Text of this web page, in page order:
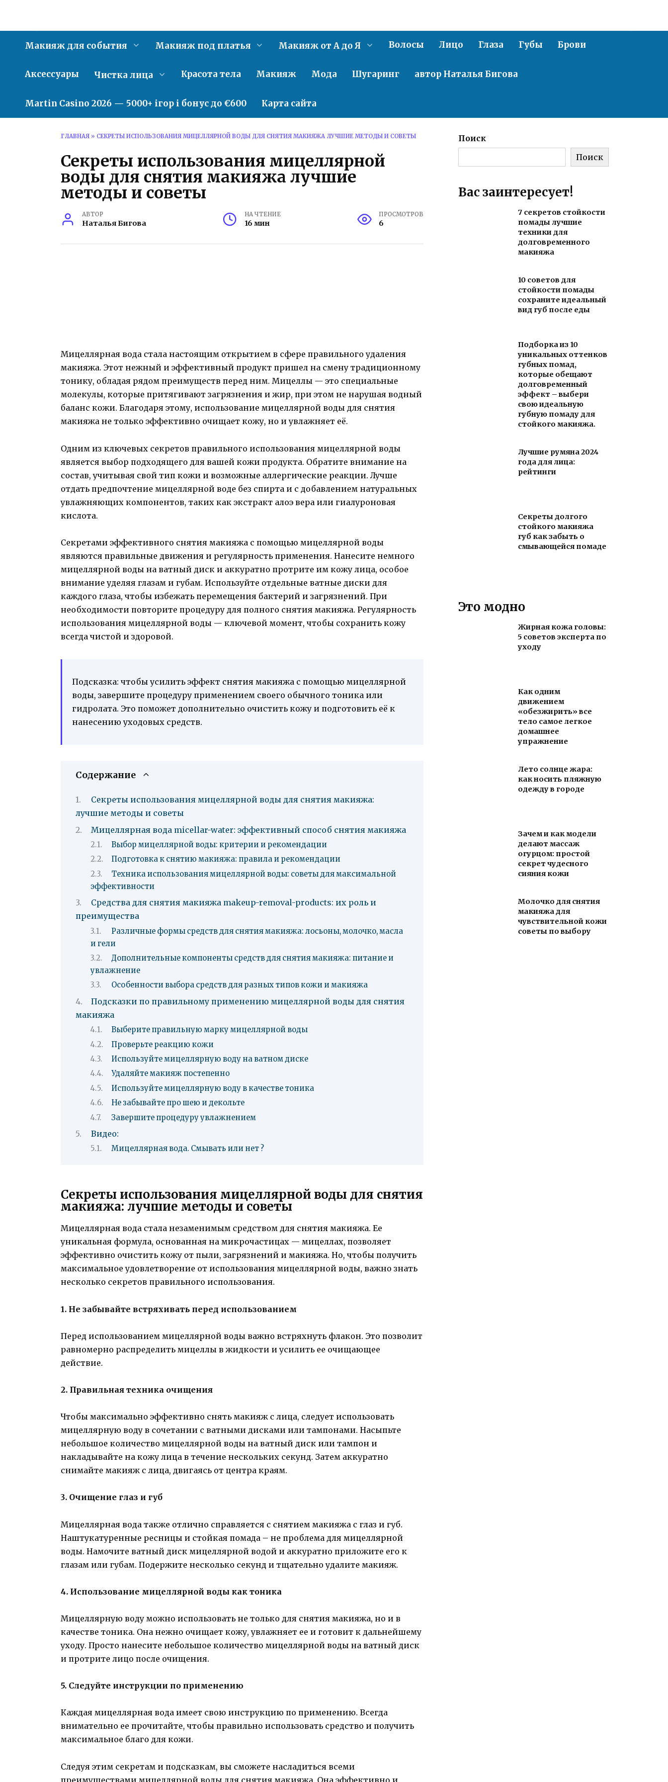
Макияж для события Макияж под платья Макияж от А до Я Волосы Лицо Глаза Губы Брови
Аксессуары Чистка лица Красота тела Макияж Мода Шугаринг автор Наталья Бигова
Martin Casino 2026 — 5000+ ігор і бонус до €600 Карта сайта
ГЛАВНАЯ » СЕКРЕТЫ ИСПОЛЬЗОВАНИЯ МИЦЕЛЛЯРНОЙ ВОДЫ ДЛЯ СНЯТИЯ МАКИЯЖА ЛУЧШИЕ МЕТОДЫ И СОВЕТЫ
Секреты использования мицеллярной
воды для снятия макияжа лучшие
методы и советы
АВТОР
Наталья Бигова
НА ЧТЕНИЕ
16 мин
ПРОСМОТРОВ
6
Мицеллярная вода стала настоящим открытием в сфере правильного удаления
макияжа. Этот нежный и эффективный продукт пришел на смену традиционному
тонику, обладая рядом преимуществ перед ним. Мицеллы — это специальные
молекулы, которые притягивают загрязнения и жир, при этом не нарушая водный
баланс кожи. Благодаря этому, использование мицеллярной воды для снятия
макияжа не только эффективно очищает кожу, но и увлажняет её.
Одним из ключевых секретов правильного использования мицеллярной воды
является выбор подходящего для вашей кожи продукта. Обратите внимание на
состав, учитывая свой тип кожи и возможные аллергические реакции. Лучше
отдать предпочтение мицеллярной воде без спирта и с добавлением натуральных
увлажняющих компонентов, таких как экстракт алоэ вера или гиалуроновая
кислота.
Секретами эффективного снятия макияжа с помощью мицеллярной воды
являются правильные движения и регулярность применения. Нанесите немного
мицеллярной воды на ватный диск и аккуратно протрите им кожу лица, особое
внимание уделяя глазам и губам. Используйте отдельные ватные диски для
каждого глаза, чтобы избежать перемещения бактерий и загрязнений. При
необходимости повторите процедуру для полного снятия макияжа. Регулярность
использования мицеллярной воды — ключевой момент, чтобы сохранить кожу
всегда чистой и здоровой.
Подсказка: чтобы усилить эффект снятия макияжа с помощью мицеллярной
воды, завершите процедуру применением своего обычного тоника или
гидролата. Это поможет дополнительно очистить кожу и подготовить её к
нанесению уходовых средств.
Содержание
Секреты использования мицеллярной воды для снятия макияжа:
лучшие методы и советы
Мицеллярная вода micellar-water: эффективный способ снятия макияжа
Выбор мицеллярной воды: критерии и рекомендации
Подготовка к снятию макияжа: правила и рекомендации
Техника использования мицеллярной воды: советы для максимальной
эффективности
Средства для снятия макияжа makeup-removal-products: их роль и
преимущества
Различные формы средств для снятия макияжа: лосьоны, молочко, масла
и гели
Дополнительные компоненты средств для снятия макияжа: питание и
увлажнение
Особенности выбора средств для разных типов кожи и макияжа
Подсказки по правильному применению мицеллярной воды для снятия
макияжа
Выберите правильную марку мицеллярной воды
Проверьте реакцию кожи
Используйте мицеллярную воду на ватном диске
Удаляйте макияж постепенно
Используйте мицеллярную воду в качестве тоника
Не забывайте про шею и декольте
Завершите процедуру увлажнением
Видео:
Мицеллярная вода. Смывать или нет ?
Секреты использования мицеллярной воды для снятия
макияжа: лучшие методы и советы
Мицеллярная вода стала незаменимым средством для снятия макияжа. Ее
уникальная формула, основанная на микрочастицах — мицеллах, позволяет
эффективно очистить кожу от пыли, загрязнений и макияжа. Но, чтобы получить
максимальное удовлетворение от использования мицеллярной воды, важно знать
несколько секретов правильного использования.
1. Не забывайте встряхивать перед использованием
Перед использованием мицеллярной воды важно встряхнуть флакон. Это позволит
равномерно распределить мицеллы в жидкости и усилить ее очищающее
действие.
2. Правильная техника очищения
Чтобы максимально эффективно снять макияж с лица, следует использовать
мицеллярную воду в сочетании с ватными дисками или тампонами. Насыпьте
небольшое количество мицеллярной воды на ватный диск или тампон и
накладывайте на кожу лица в течение нескольких секунд. Затем аккуратно
снимайте макияж с лица, двигаясь от центра краям.
3. Очищение глаз и губ
Мицеллярная вода также отлично справляется с снятием макияжа с глаз и губ.
Наштукатуренные ресницы и стойкая помада – не проблема для мицеллярной
воды. Намочите ватный диск мицеллярной водой и аккуратно приложите его к
глазам или губам. Подержите несколько секунд и тщательно удалите макияж.
4. Использование мицеллярной воды как тоника
Мицеллярную воду можно использовать не только для снятия макияжа, но и в
качестве тоника. Она нежно очищает кожу, увлажняет ее и готовит к дальнейшему
уходу. Просто нанесите небольшое количество мицеллярной воды на ватный диск
и протрите лицо после очищения.
5. Следуйте инструкции по применению
Каждая мицеллярная вода имеет свою инструкцию по применению. Всегда
внимательно ее прочитайте, чтобы правильно использовать средство и получить
максимальное благо для кожи.
Следуя этим секретам и подсказкам, вы сможете насладиться всеми
преимуществами мицеллярной воды для снятия макияжа. Она эффективно и
Поиск
Поиск
Вас заинтересует!
7 секретов стойкости
помады лучшие
техники для
долговременного
макияжа
10 советов для
стойкости помады
сохраните идеальный
вид губ после еды
Подборка из 10
уникальных оттенков
губных помад,
которые обещают
долговременный
эффект – выбери
свою идеальную
губную помаду для
стойкого макияжа.
Лучшие румяна 2024
года для лица:
рейтинги
Секреты долгого
стойкого макияжа
губ как забыть о
смывающейся помаде
Это модно
Жирная кожа головы:
5 советов эксперта по
уходу
Как одним
движением
«обезжирить» все
тело самое легкое
домашнее
упражнение
Лето солнце жара:
как носить пляжную
одежду в городе
Зачем и как модели
делают массаж
огурцом: простой
секрет чудесного
сияния кожи
Молочко для снятия
макияжа для
чувствительной кожи
советы по выбору